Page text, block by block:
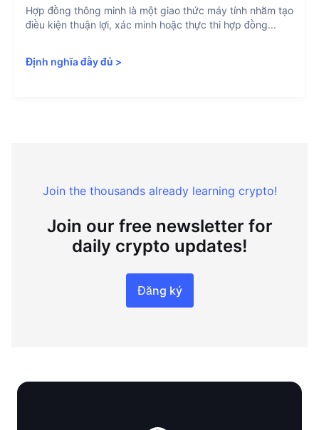
Hợp đồng thông minh là một giao thức máy tính nhằm tạo
điều kiện thuận lợi, xác minh hoặc thực thi hợp đồng...
Định nghĩa đầy đủ >
Join the thousands already learning crypto!
Join our free newsletter for
daily crypto updates!
Đăng ký